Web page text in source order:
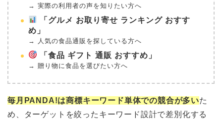
→ 実際の利用者の声を知りたい方へ
「グルメ お取り寄せ ランキング おすす
め」
→ 人気の食品通販を探している方へ
「食品 ギフト 通販 おすすめ」
→ 贈り物に食品を選びたい方へ
毎月PANDA!は商標キーワード単体での競合が多いた
め、ターゲットを絞ったキーワード設計で差別化する